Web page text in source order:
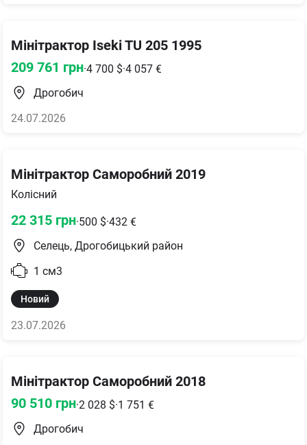
Мінітрактор Iseki TU 205 1995
209 761 грн·4 700 $·4 057 €
Дрогобич
24.07.2026
Мінітрактор Саморобний 2019
Колісний
22 315 грн·500 $·432 €
Селець, Дрогобицький район
1 см3
Новий
23.07.2026
Мінітрактор Саморобний 2018
90 510 грн·2 028 $·1 751 €
Дрогобич